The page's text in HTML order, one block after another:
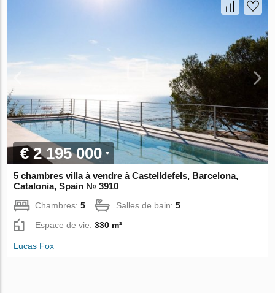
€ 2 195 000
5 chambres villa à vendre à Castelldefels, Barcelona,
Catalonia, Spain № 3910
Chambres:5 Salles de bain:5
Espace de vie:330 m²
Lucas Fox